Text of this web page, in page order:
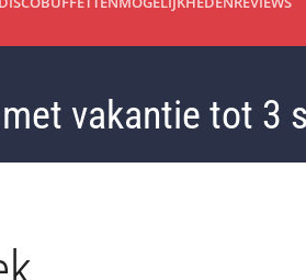
vakantie tot 3